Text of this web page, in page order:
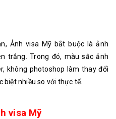
Ảnh visa Mỹ bắt buộc là ảnh
trắng. Trong đó, màu sắc ảnh
không photoshop làm thay đổi
nhiều so với thực tế.
visa Mỹ